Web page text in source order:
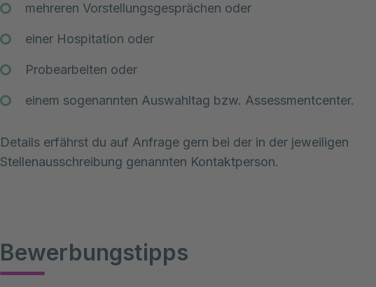
mehreren Vorstellungsgesprächen oder
einer Hospitation oder
Probearbeiten oder
einem sogenannten Auswahltag bzw. Assessmentcenter.
Details erfährst du auf Anfrage gern bei der in der jeweiligen
Stellenausschreibung genannten Kontaktperson.
Bewerbungstipps